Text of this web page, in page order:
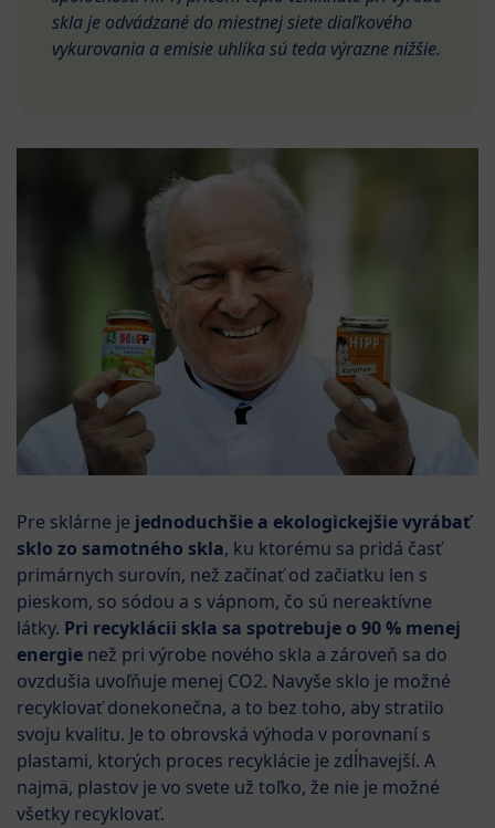
skla je odvádzané do miestnej siete diaľkového
vykurovania a emisie uhlíka sú teda výrazne nižšie.
Pre sklárne je jednoduchšie a ekologickejšie vyrábať
sklo zo samotného skla, ku ktorému sa pridá časť
primárnych surovín, než začínať od začiatku len s
pieskom, so sódou a s vápnom, čo sú nereaktívne
látky. Pri recyklácii skla sa spotrebuje o 90 % menej
energie než pri výrobe nového skla a zároveň sa do
ovzdušia uvoľňuje menej CO2. Navyše sklo je možné
recyklovať donekonečna, a to bez toho, aby stratilo
svoju kvalitu. Je to obrovská výhoda v porovnaní s
plastami, ktorých proces recyklácie je zdĺhavejší. A
najmä, plastov je vo svete už toľko, že nie je možné
všetky recyklovať.